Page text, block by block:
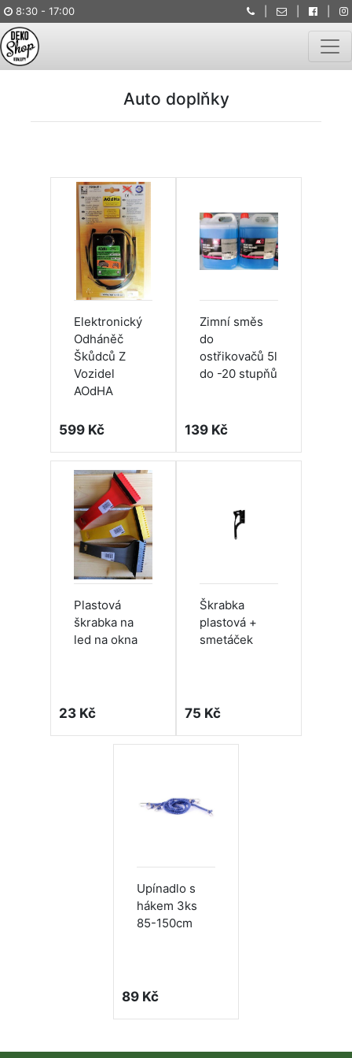
8:30 - 17:00
Auto doplňky
Elektronický
Odháněč
Škůdců Z
Vozidel
AOdHA
599 Kč
Zimní směs
do
ostřikovačů 5l
do -20 stupňů
139 Kč
Plastová
škrabka na
led na okna
23 Kč
Škrabka
plastová +
smetáček
75 Kč
Upínadlo s
hákem 3ks
85-150cm
89 Kč